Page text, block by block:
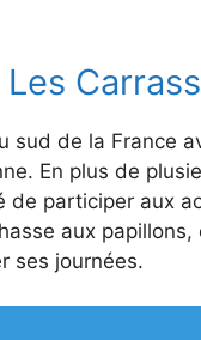
sud de la France
En plus de
de participer aux
aux
ses journées.